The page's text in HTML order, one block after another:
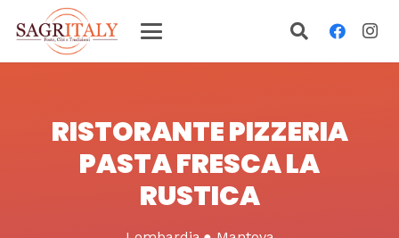
RISTORANTE PIZZERIA
PASTA FRESCA LA
RUSTICA